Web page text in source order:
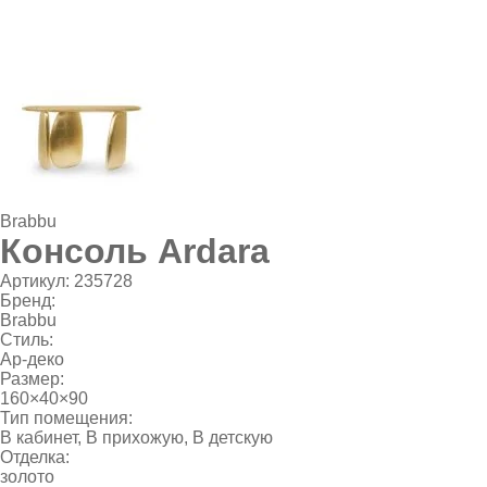
Brabbu
Консоль Ardara
Артикул: 235728
Бренд:
Brabbu
Стиль:
Ар-деко
Размер:
160×40×90
Тип помещения:
В кабинет, В прихожую, В детскую
Отделка:
золото